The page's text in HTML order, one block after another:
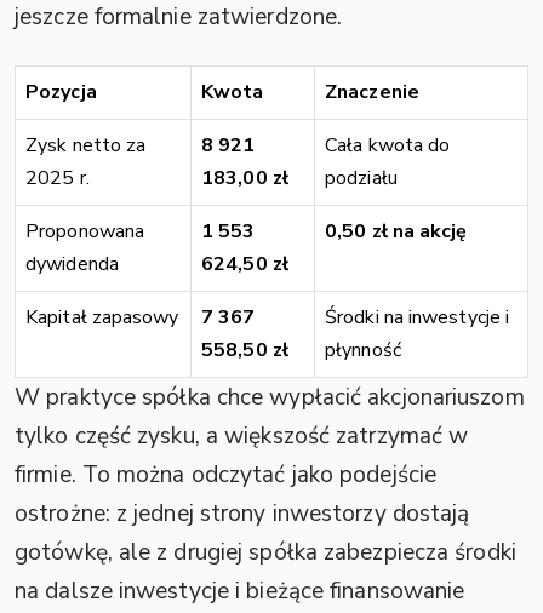
jeszcze formalnie zatwierdzone.
Pozycja Kwota
Znaczenie
Zysk netto za
2025 r.
8 921
183,00 zł
Cała kwota do
podziału
Proponowana
dywidenda
1 553
624,50 zł
0,50 zł na akcję
Kapitał zapasowy
7 367
558,50 zł
Środki na inwestycje i
płynność
W praktyce spółka chce wypłacić akcjonariuszom
tylko część zysku, a większość zatrzymać w
firmie. To można odczytać jako podejście
ostrożne: z jednej strony inwestorzy dostają
gotówkę, ale z drugiej spółka zabezpiecza środki
na dalsze inwestycje i bieżące finansowanie